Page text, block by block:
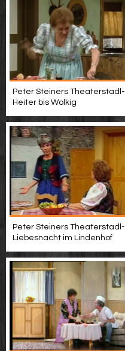
Peter Steiners Theaterstadl-
Heiter bis Wolkig
Peter Steiners Theaterstadl-
Liebesnacht im Lindenhof